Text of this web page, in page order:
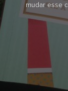
mudar esse